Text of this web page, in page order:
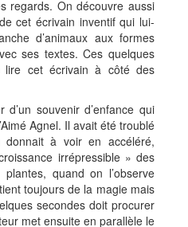
regards. On découvre aussi
cet écrivain inventif qui lui-
d’animaux aux formes
ses textes. Ces quelques
lire cet écrivain à côté des
d’un souvenir d’enfance qui
Agnel. Il avait été troublé
à voir en accéléré,
irrépressible » des
quand on l’observe
toujours de la magie mais
secondes doit procurer
met ensuite en parallèle le